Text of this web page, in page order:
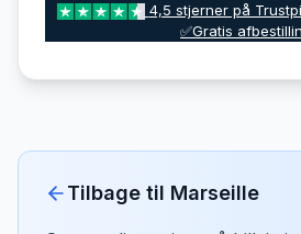
4,5 stjerner på
✅Gratis
Tilbage til Marseille